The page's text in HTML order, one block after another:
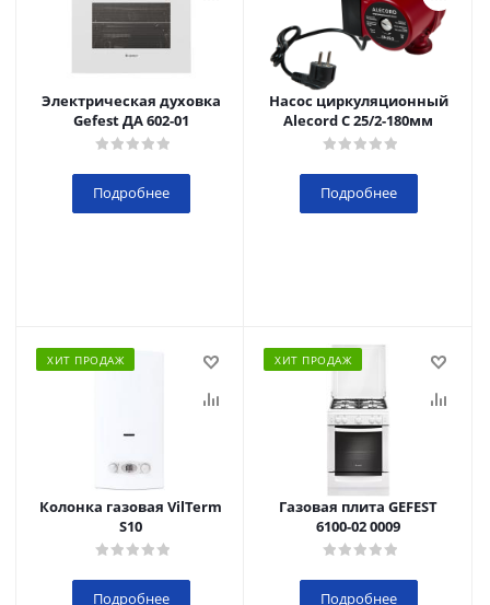
Электрическая духовка
Gefest ДА 602-01
Подробнее
Насос циркуляционный
Alecord C 25/2-180мм
Подробнее
ХИТ ПРОДАЖ
Колонка газовая VilTerm
S10
Подробнее
ХИТ ПРОДАЖ
Газовая плита GEFEST
6100-02 0009
Подробнее